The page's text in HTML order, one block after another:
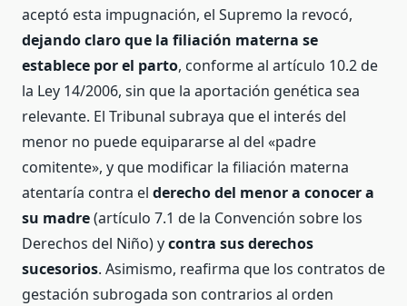
aceptó esta impugnación, el Supremo la revocó,
dejando claro que la filiación materna se
establece por el parto, conforme al artículo 10.2 de
la Ley 14/2006, sin que la aportación genética sea
relevante. El Tribunal subraya que el interés del
menor no puede equipararse al del «padre
comitente», y que modificar la filiación materna
atentaría contra el derecho del menor a conocer a
su madre(artículo 7.1 de la Convención sobre los
Derechos del Niño) ycontra sus derechos
sucesorios. Asimismo, reafirma que los contratos de
gestación subrogada son contrarios al orden